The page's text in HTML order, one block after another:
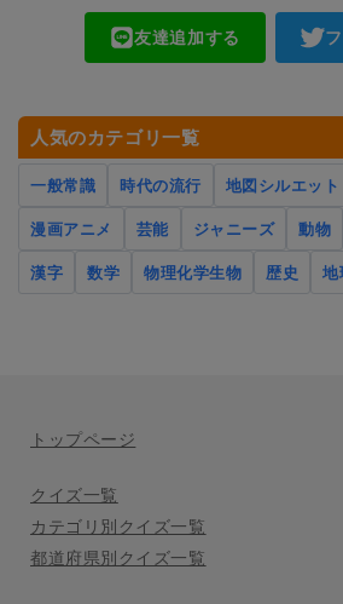
友達追加する
人気のカテゴリ一覧
一般常識 時代の流行 地図シルエット
漫画アニメ
芸能 ジャニーズ 動物
漢字
数学 物理化学生物 歴史 地
トップページ
クイズ一覧
カテゴリ別クイズ一覧
都道府県別クイズ一覧